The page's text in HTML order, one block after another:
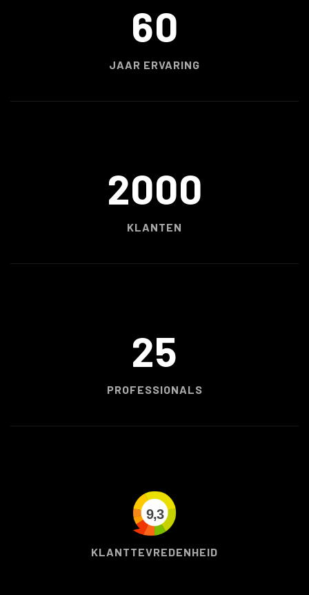
60
JAAR ERVARING
2000
KLANTEN
25
PROFESSIONALS
9,3
KLANTTEVREDENHEID